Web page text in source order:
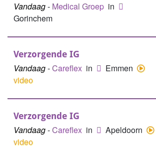
Vandaag- Medical Groep in
Gorinchem
Verzorgende IG
Vandaag-Careflex in
Emmen
video
Verzorgende IG
Vandaag-Careflex in
Apeldoorn
video